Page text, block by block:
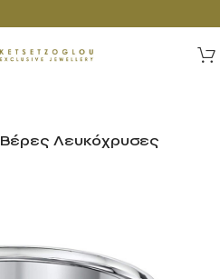
Βέρες Λευκόχρυσες